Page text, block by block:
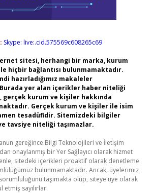
Skype: live:.cid.575569c608265c69
sitesi, herhangi bir marka, kurum
hiçbir bağlantısı bulunmamaktadır.
hazırladığımız makaleler
yer alan içerikler haber niteliği
gerçek kurum ve kişiler hakkında
Gerçek kurum ve kişiler ile isim
tesadüfidir. Sitemizdeki bilgiler
tavsiye niteliği taşımazlar.
gereğince Bilgi Teknolojileri ve İletişim
onaylanmış bir Yer Sağlayıcı olarak hizmet
sitedeki içerikleri proaktif olarak denetleme
bulunmamaktadır. Ancak, üyelerimiz
taşımakta olup, siteye üye olarak
sayılırlar.